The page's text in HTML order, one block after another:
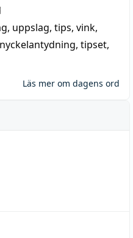
, uppslag, tips, vink,
tipset,
Läs mer om dagens ord